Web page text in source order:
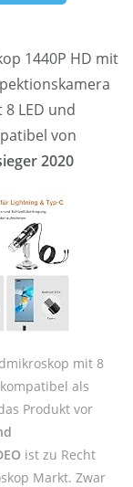
1440P HD mit
LED und
von
2020
mit 8
als
Produkt vor
ist zu Recht
Markt. Zwar